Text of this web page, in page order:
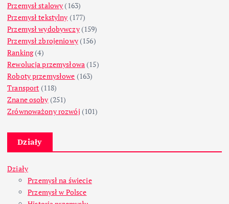
Przemysł stalowy (163)
Przemysł tekstylny (177)
Przemysł wydobywczy(159)
Przemysł zbrojeniowy(156)
Ranking(4)
Rewolucja przemysłowa (15)
Roboty przemysłowe (163)
Transport (118)
Znane osoby (251)
Zrównoważony rozwój (101)
Działy
Działy
Przemysł na świecie
Przemysł w Polsce